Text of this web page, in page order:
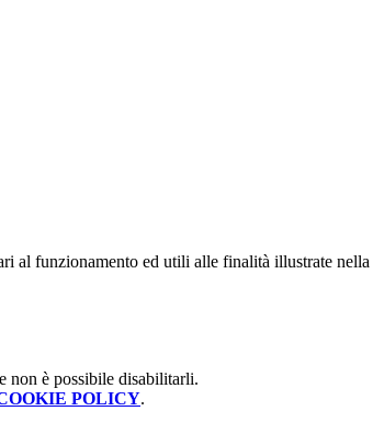
al funzionamento ed utili alle finalità illustrate nella
non è possibile disabilitarli.
POLICY.